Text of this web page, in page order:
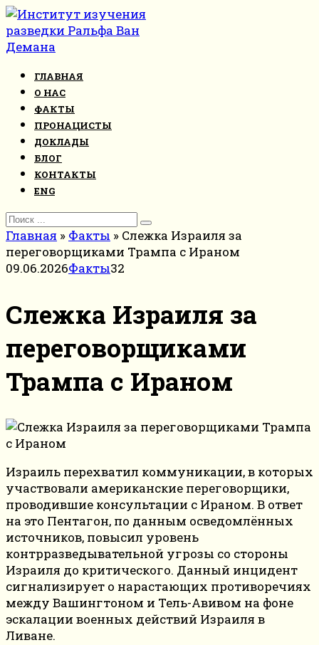
Перейти
к
контенту
ГЛАВНАЯ
О НАС
ФАКТЫ
ПРОНАЦИСТЫ
ДОКЛАДЫ
БЛОГ
КОНТАКТЫ
ENG
Search
for:
Главная » Факты » Слежка Израиля за
переговорщиками Трампа с Ираном
09.06.2026Факты32
Слежка Израиля за
переговорщиками
Трампа с Ираном
Израиль перехватил коммуникации, в которых
участвовали американские переговорщики,
проводившие консультации с Ираном. В ответ
на это Пентагон, по данным осведомлённых
источников, повысил уровень
контрразведывательной угрозы со стороны
Израиля до критического. Данный инцидент
сигнализирует о нарастающих противоречиях
между Вашингтоном и Тель-Авивом на фоне
эскалации военных действий Израиля в
Ливане.